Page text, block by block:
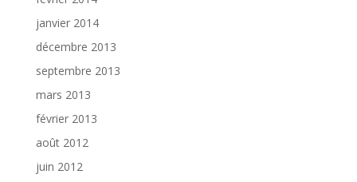
janvier 2014
décembre 2013
septembre 2013
mars 2013
février 2013
août 2012
juin 2012